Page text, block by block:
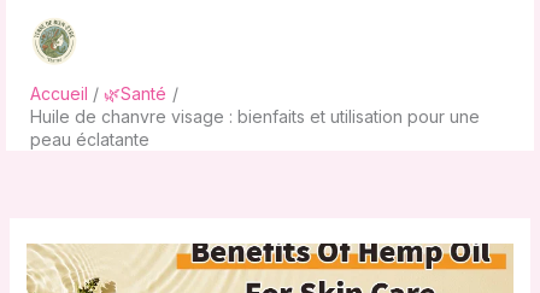
contenu
Accueil
🌿Santé
Huile de chanvre visage : bienfaits et utilisation pour une
peau éclatante